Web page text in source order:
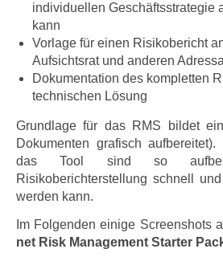
individuellen Geschäftsstrategie
kann
Vorlage für einen Risikobericht
Aufsichtsrat und anderen
Dokumentation des kompletten
technischen Lösung
Grundlage für das RMS bildet
Dokumenten grafisch
das Tool sind so
Risikoberichterstellung schnell
werden kann.
Im Folgenden einige Screenshots
net Risk Management Starter